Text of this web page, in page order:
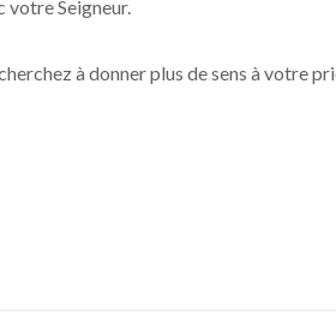
Seigneur.
à donner plus de sens à votre